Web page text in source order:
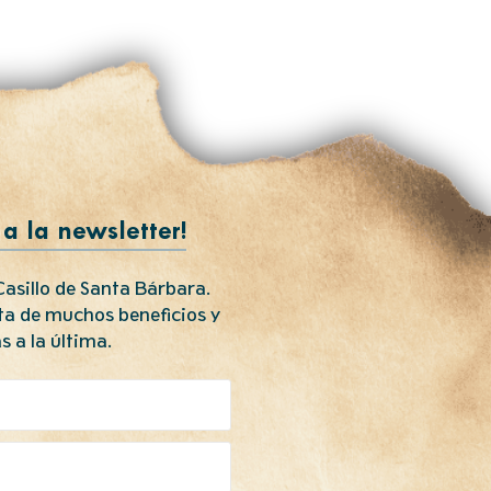
a la newsletter!
de Santa Bárbara.
de muchos beneficios y
a la última.